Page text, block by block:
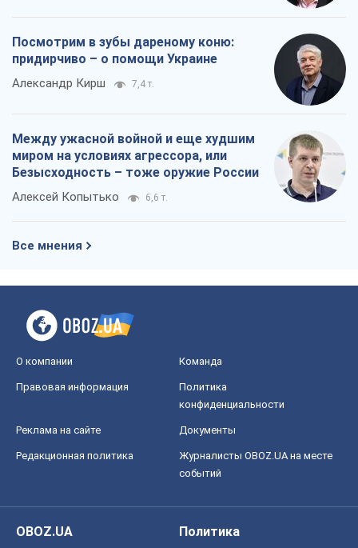
Посмотрим в зубы дареному коню:
придирчиво – о помощи Украине
Александр Кирш 7,4 т.
Между ужасной войной и еще худшим
миром на условиях агрессора, или
Безысходность – тоже оружие России
Алексей Копытько 6,6 т.
Все мнения
О компании Команда
Правовая информация
Политика
конфиденциальности
Реклама на сайте Документы
Редакционная политика
Журналисты OBOZ.UA на месте
событий
OBOZ.UA
Политика